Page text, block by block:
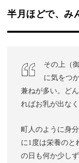
半月ほどで、み
その上（
に気をつ
兼ねが多い。ど
ればお乳が出な
町人のように身
に1度は栄養のと
の日も何か少し